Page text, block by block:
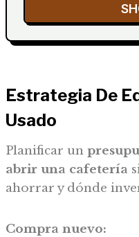
Estrategia De
Usado
Planificar un
abrir una cafetería
ahorrar y dónde
Compra nuevo: